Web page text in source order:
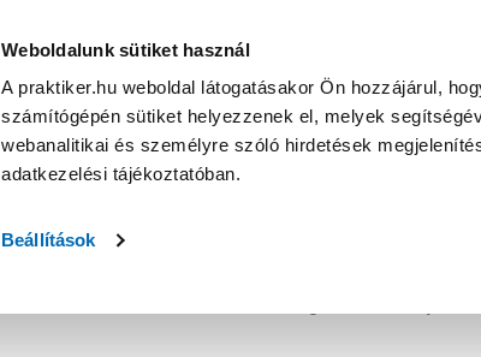
Weboldalunk sütiket használ
A praktiker.hu weboldal látogatásakor Ön hozzájárul,
számítógépén sütiket helyezzenek el, melyek
webanalitikai és személyre szóló hirdetések
adatkezelési tájékoztatóban.
Beállítások